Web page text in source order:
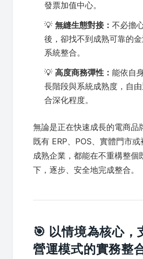
發票加值中心。
💡 無縫生態對接： 不必擔
後，卻找不到成熟可靠的
系統整合。
💡 高度商務彈性： 能依自
長階段與系統成熟度，自
合深化程度。
無論是正在快速成長的電商品
既有 ERP、POS、實體門市
成熟企業，都能在不重構整個
下，逐步、安全地完成整合。
🎯 以情境為核心，
營運模式的實務整